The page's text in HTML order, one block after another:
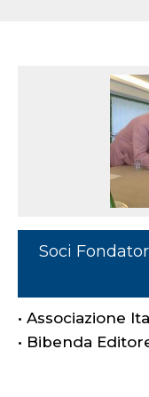
Soci
• Associazione
• Bibenda